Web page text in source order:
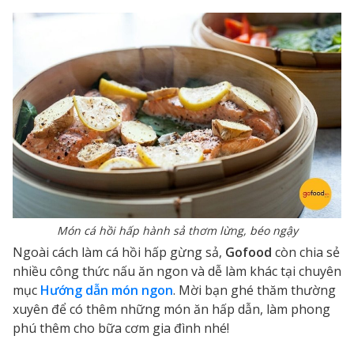
Món cá hồi hấp hành sả thơm lừng, béo ngậy
Ngoài cách làm cá hồi hấp gừng sả, Gofood còn chia sẻ
nhiều công thức nấu ăn ngon và dễ làm khác tại chuyên
mục Hướng dẫn món ngon. Mời bạn ghé thăm thường
xuyên để có thêm những món ăn hấp dẫn, làm phong
phú thêm cho bữa cơm gia đình nhé!